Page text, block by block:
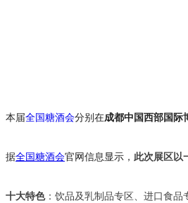
本届全国糖酒会分别在成都中国西部国际
据全国糖酒会官网信息显示， 此次展区以
十大特色：饮品及乳制品专区、进口食